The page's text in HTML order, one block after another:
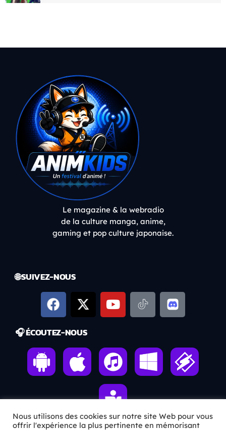
Le magazine & la webradio
de la culture manga, anime,
gaming et pop culture japonaise.
🌐 SUIVEZ-NOUS
🎧 ÉCOUTEZ-NOUS
Nous utilisons des cookies sur notre site Web pour vous
offrir l'expérience la plus pertinente en mémorisant